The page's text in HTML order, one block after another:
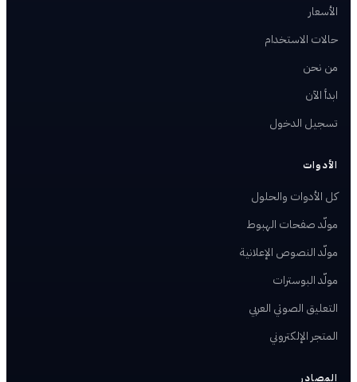
الأسعار
حالات الاستخدام
من نحن
ابدأ الآن
تسجيل الدخول
الأدوات
كل الأدوات والحلول
مولّد صفحات الهبوط
مولّد النصوص الإعلانية
مولّد البوسترات
التعليق الصوتي العربي
المتجر الإلكتروني
المصادر